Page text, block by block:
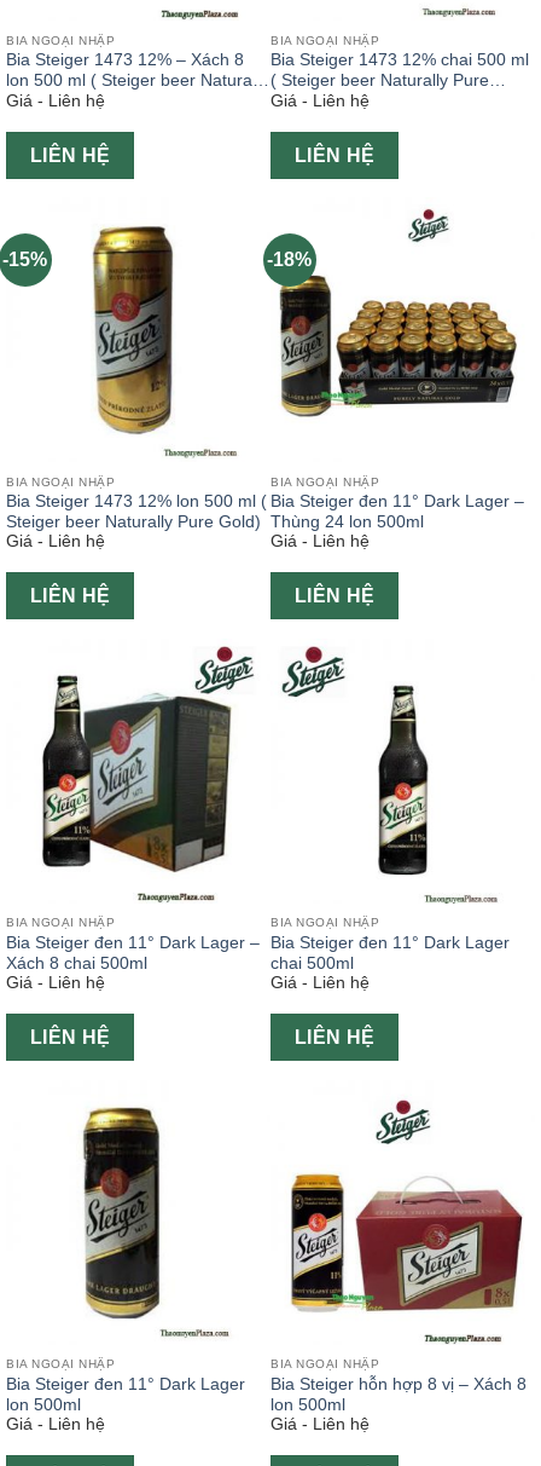
BIA NGOẠI NHẬP
Bia Steiger 1473 12% – Xách 8
lon 500 ml ( Steiger beer Naturally
Pure Gold)
Giá - Liên hệ
LIÊN HỆ
BIA NGOẠI NHẬP
Bia Steiger 1473 12% chai 500 ml
( Steiger beer Naturally Pure
Gold)
Giá - Liên hệ
LIÊN HỆ
-15%
BIA NGOẠI NHẬP
Bia Steiger 1473 12% lon 500 ml (
Steiger beer Naturally Pure Gold)
Giá - Liên hệ
LIÊN HỆ
-18%
BIA NGOẠI NHẬP
Bia Steiger đen 11° Dark Lager –
Thùng 24 lon 500ml
Giá - Liên hệ
LIÊN HỆ
BIA NGOẠI NHẬP
Bia Steiger đen 11° Dark Lager –
Xách 8 chai 500ml
Giá - Liên hệ
LIÊN HỆ
BIA NGOẠI NHẬP
Bia Steiger đen 11° Dark Lager
chai 500ml
Giá - Liên hệ
LIÊN HỆ
BIA NGOẠI NHẬP
Bia Steiger đen 11° Dark Lager
lon 500ml
Giá - Liên hệ
BIA NGOẠI NHẬP
Bia Steiger hỗn hợp 8 vị – Xách 8
lon 500ml
Giá - Liên hệ